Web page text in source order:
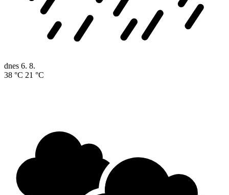
dnes 6. 8.
38 °C 21 °C